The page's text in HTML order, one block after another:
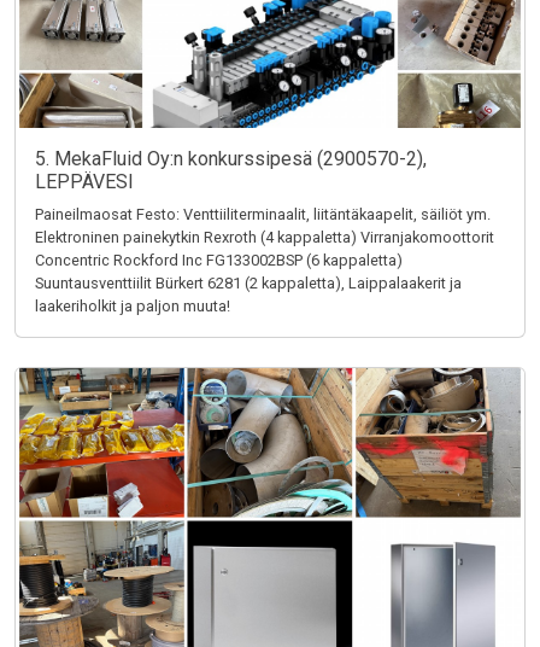
5. MekaFluid Oy:n konkurssipesä (2900570-2),
LEPPÄVESI
Paineilmaosat Festo: Venttiiliterminaalit, liitäntäkaapelit, säiliöt ym.
Elektroninen painekytkin Rexroth (4 kappaletta) Virranjakomoottorit
Concentric Rockford Inc FG133002BSP (6 kappaletta)
Suuntausventtiilit Bürkert 6281 (2 kappaletta), Laippalaakerit ja
laakeriholkit ja paljon muuta!